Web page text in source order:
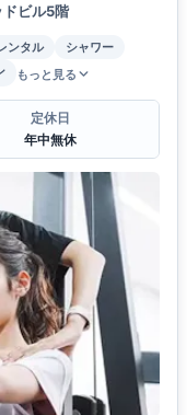
ビル5階
ンタル
シャワー
もっと見る
定休日
年中無休